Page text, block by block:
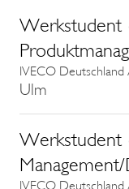
Werkstudent
IVECO Deutschland
Ulm
Werkstudent
IVECO Deutschland